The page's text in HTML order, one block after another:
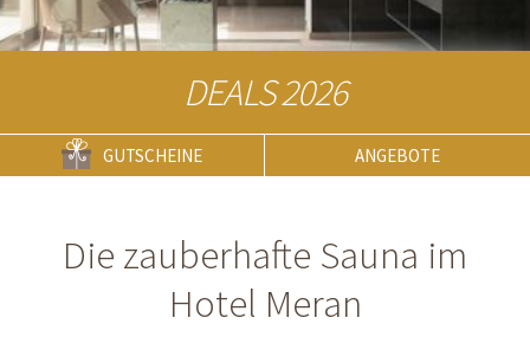
DEALS 2026
GUTSCHEINE ANGEBOTE
Die zauberhafte Sauna im
Hotel Meran